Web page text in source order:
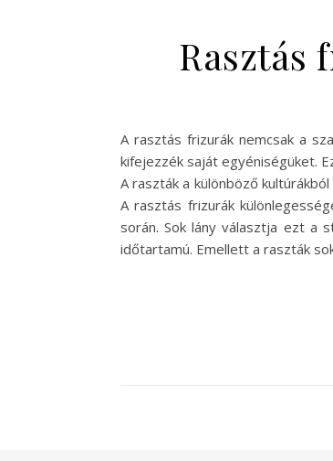
Rasztás
A rasztás frizurák nemcsak a
kifejezzék saját egyéniségüket.
A raszták a különböző
A rasztás frizurák
során. Sok lány választja ezt a
időtartamú. Emellett a raszták